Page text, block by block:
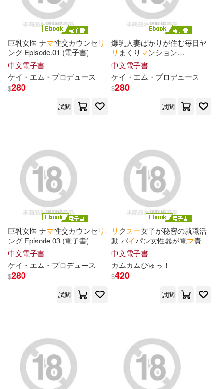
森日向子(19)
プレステージ出版（写真集）(15)
アリスJAPAN公式E-book(14)
S(12)
秋ぎつね(12)
BANDAI NAMCO Entertainment In
麻美ゆま(11)
佐山愛(9) 吉根ゆりあ(9)
九頭七尾(8)
遠田マリモ(8)
鍋島テツヒロ(8) 大沢かな(7)
アルマビアンカ(53)
YAMABUKI(39)
ヤマハミュージックエンタテイメ
ントホールディングス(34)
台灣角川(31)
SONY MUSIC(19)
ライセンスエージェント(19)
PRESTIGE(15)
SBクリエイティブ(14)
KADOKAWA(13)
Neo Media(12) Aniplex(8)
アース・スターエンターテイメン
配送方式
可海外宅配(438)
可港澳店取(408)
可新加坡店取(397)
可菲律賓店取(411)
本週上市新品(2)
巨乳女医 ナマ性交カウンセリ
ング Episode.01 (電子書)
中文電子書
ケイ ・エム・プロデュ ース
$280
試閱
爆乳人妻ばかりが住む毎日ヤ
リ まくりマンション
Episode.01 (電子書)
中文電子書
ケイ ・エム・プロデュ ース
$280
試閱
巨乳女医 ナマ性交カウンセリ
ング Episode.03 (電子書)
中文電子書
ケイ ・エム・プロデュ ース
$280
試閱
リ クスー女子が秘密の就職活
動 パイパン女性器が電マ責め
で大量失禁 (電子書)
中文電子書
カムカムぴゅっ！
$420
試閱